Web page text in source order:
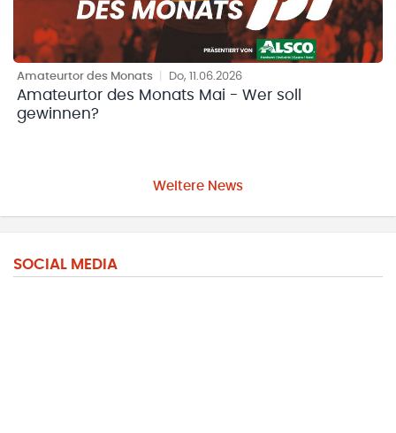
Amateurtor des Monats Do, 11.06.2026
Amateurtor des Monats Mai - Wer soll
gewinnen?
Weitere News
SOCIAL MEDIA